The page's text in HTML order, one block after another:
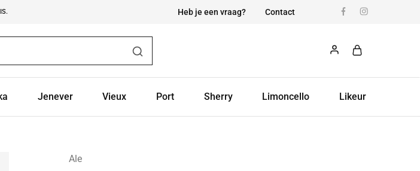
Heb je een vraag? Contact
Jenever Vieux Port Sherry Limoncello Likeur
Ale